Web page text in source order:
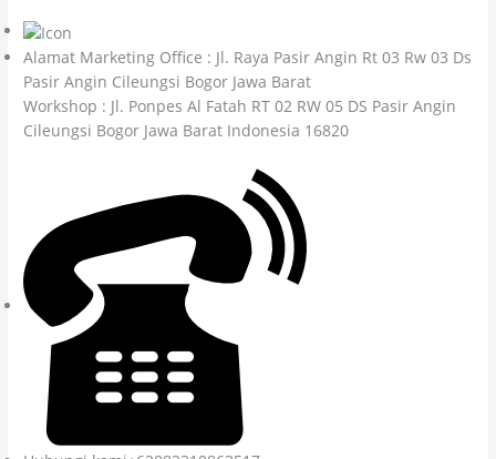
Alamat Marketing Office : Jl. Raya Pasir Angin Rt 03 Rw 03 Ds
Pasir Angin Cileungsi Bogor Jawa Barat
Workshop : Jl. Ponpes Al Fatah RT 02 RW 05 DS Pasir Angin
Cileungsi Bogor Jawa Barat Indonesia 16820